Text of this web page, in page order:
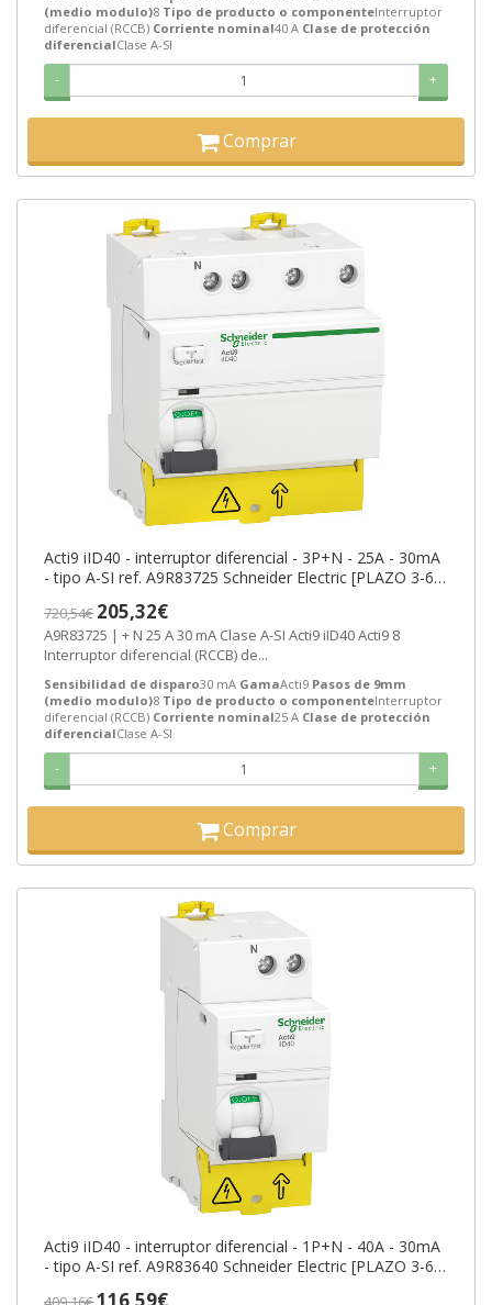
(medio modulo)8 Tipo de producto o componenteInterruptor
diferencial (RCCB) Corriente nominal40 A Clase de protección
diferencialClase A-SI
- +
Comprar
Acti9 iID40 - interruptor diferencial - 3P+N - 25A - 30mA
- tipo A-SI ref. A9R83725 Schneider Electric [PLAZO 3-6
720,54€ 205,32€
A9R83725 | + N 25 A 30 mA Clase A-SI Acti9 iID40 Acti9 8
Interruptor diferencial (RCCB) de...
Sensibilidad de disparo30 mA GamaActi9 Pasos de 9mm
(medio modulo)8 Tipo de producto o componenteInterruptor
diferencial (RCCB) Corriente nominal25 A Clase de protección
diferencialClase A-SI
- +
Comprar
Acti9 iID40 - interruptor diferencial - 1P+N - 40A - 30mA
- tipo A-SI ref. A9R83640 Schneider Electric [PLAZO 3-6